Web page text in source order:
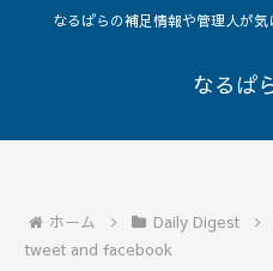
なるぱらの補足情報や管理人が
なるぱ
ホーム Daily Digest
tweet and facebook